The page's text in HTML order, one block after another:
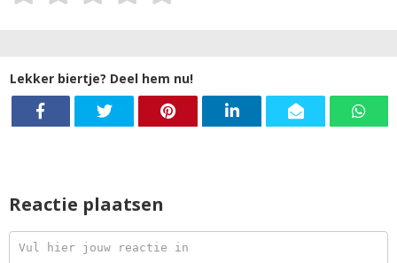
Lekker biertje? Deel hem nu!
Reactie plaatsen